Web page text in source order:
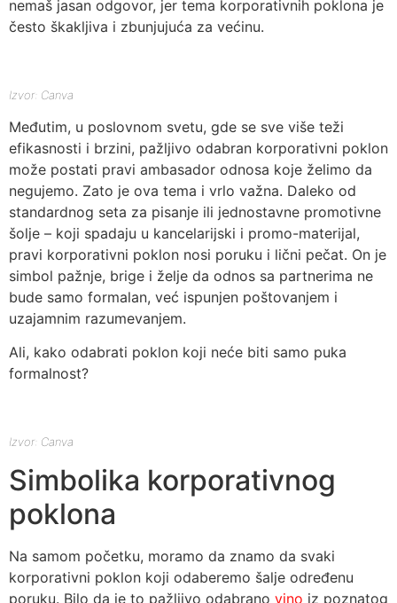
nemaš jasan odgovor, jer tema korporativnih poklona je
često škakljiva i zbunjujuća za većinu.
Izvor: Canva
Međutim, u poslovnom svetu, gde se sve više teži
efikasnosti i brzini, pažljivo odabran korporativni poklon
može postati pravi ambasador odnosa koje želimo da
negujemo. Zato je ova tema i vrlo važna. Daleko od
standardnog seta za pisanje ili jednostavne promotivne
šolje – koji spadaju u kancelarijski i promo-materijal,
pravi korporativni poklon nosi poruku i lični pečat. On je
simbol pažnje, brige i želje da odnos sa partnerima ne
bude samo formalan, već ispunjen poštovanjem i
uzajamnim razumevanjem.
Ali, kako odabrati poklon koji neće biti samo puka
formalnost?
Izvor: Canva
Simbolika korporativnog
poklona
Na samom početku, moramo da znamo da svaki
korporativni poklon koji odaberemo šalje određenu
poruku. Bilo da je to pažljivo odabrano vino iz poznatog